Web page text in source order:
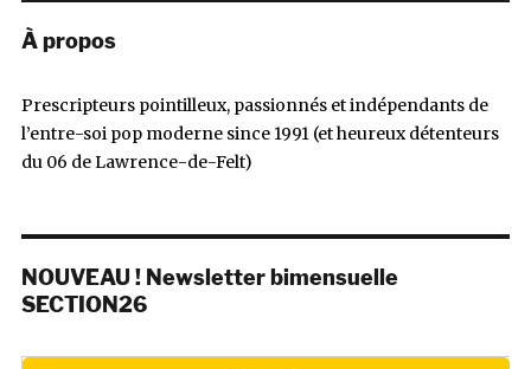
À propos
Prescripteurs pointilleux, passionnés et indépendants de
l’entre-soi pop moderne since 1991 (et heureux détenteurs
du 06 de Lawrence-de-Felt)
NOUVEAU ! Newsletter bimensuelle
SECTION26